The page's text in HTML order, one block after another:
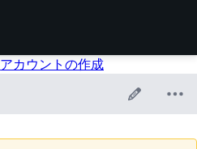
アカウントの作成